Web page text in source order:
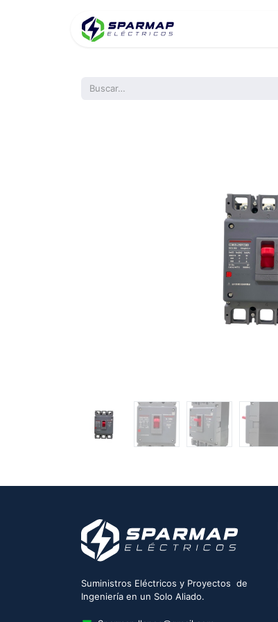
Suministros Eléctricos y Proyectos de
Ingeniería en un Solo Aliado.